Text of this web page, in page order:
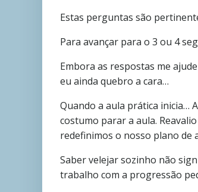
Estas perguntas são
Para avançar para o 3 ou 4
Embora as respostas me
eu ainda quebro a cara…
Quando a aula prática inicia…
costumo parar a aula.
redefinimos o nosso plano de
Saber velejar sozinho não
trabalho com a progressão